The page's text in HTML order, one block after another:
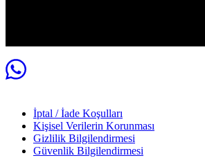
İptal / İade Koşulları
Kişisel Verilerin Korunması
Gizlilik Bilgilendirmesi
Güvenlik Bilgilendirmesi